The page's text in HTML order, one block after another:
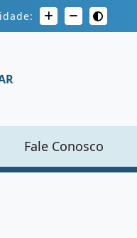
Fale Conosco